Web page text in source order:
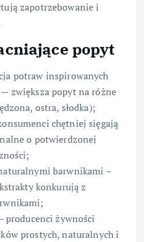
zapotrzebowanie i
popyt
potraw inspirowanych
zwiększa popyt na różne
ostra, słodka);
chętniej sięgają
o potwierdzonej
barwnikami –
konkurują z
producenci żywności
prostych, naturalnych i